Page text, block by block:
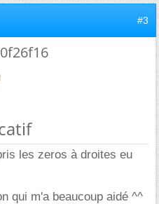
#3
les zeros à droites eu
qui m'a beaucoup aidé ^^